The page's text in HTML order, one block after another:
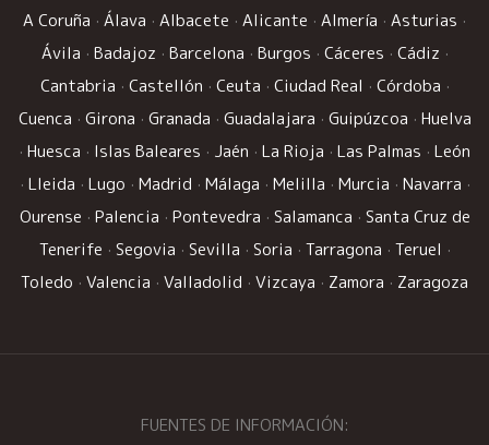
A Coruña · Álava · Albacete · Alicante · Almería · Asturias ·
Ávila · Badajoz · Barcelona · Burgos · Cáceres · Cádiz ·
Cantabria · Castellón · Ceuta · Ciudad Real · Córdoba ·
Cuenca · Girona · Granada · Guadalajara · Guipúzcoa · Huelva
· Huesca · Islas Baleares · Jaén · La Rioja · Las Palmas · León
· Lleida · Lugo · Madrid · Málaga · Melilla · Murcia · Navarra ·
Ourense · Palencia · Pontevedra · Salamanca · Santa Cruz de
Tenerife · Segovia · Sevilla · Soria · Tarragona · Teruel ·
Toledo · Valencia · Valladolid · Vizcaya · Zamora · Zaragoza
FUENTES DE INFORMACIÓN: